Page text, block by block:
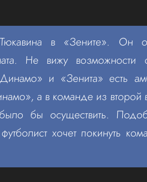
в «Зените». Он
Не вижу возможности
и «Зенита» есть
а в команде из второй
бы осуществить.
хочет покинуть